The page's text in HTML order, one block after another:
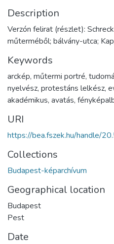
Description
Verzón felirat (részlet):
műterméből; bálvány-utca;
Keywords
arckép, műtermi portré,
nyelvész, protestáns lelkész,
akadémikus, avatás,
URI
https://bea.fszek.hu/handle/
Collections
Budapest-képarchívum
Geographical location
Budapest
Pest
Date